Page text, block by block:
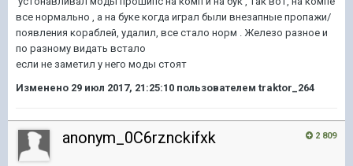
все нормально , а на буке когда играл были внезапные пропажи/
появления кораблей, удалил, все стало норм . Железо разное и
по разному видать встало
если не заметил у него моды стоят
Изменено 29 июл 2017, 21:25:10 пользователем traktor_264
2 809
anonym_0C6rznckifxk